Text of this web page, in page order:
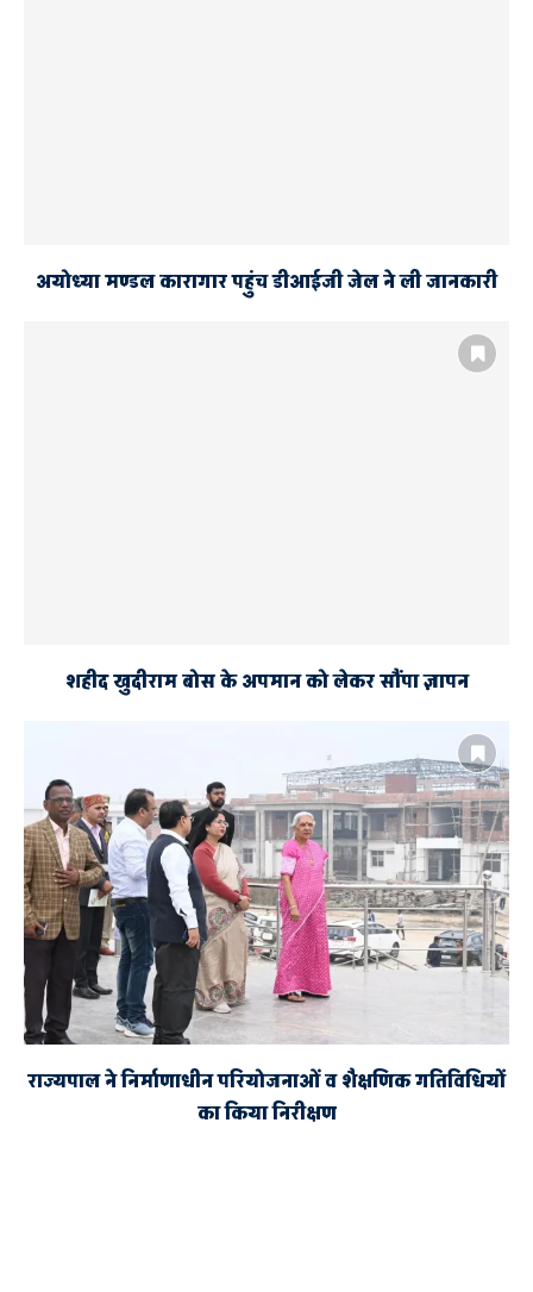
अयोध्या मण्डल कारागार पहुंच डीआईजी जेल ने ली जानकारी
शहीद खुदीराम बोस के अपमान को लेकर सौंपा ज्ञापन
राज्यपाल ने निर्माणाधीन परियोजनाओं व शैक्षणिक गतिविधियों
का किया निरीक्षण